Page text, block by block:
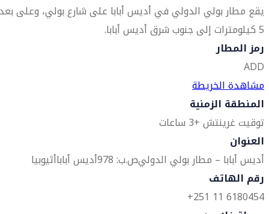
يقع مطار بولي الدولي في أديس أبابا على شارع بولي، وعلى
5 كيلومترات إلى جنوب شرق أديس أبابا.
رمز المطار
ADD
مشاهدة الخريطة
المنطقة الزمنية
توقيت غرينتش +3 ساعات
العنوان
أديس أبابا – مطار بولي الدوليص.ب: 978 أديس أباباأثيوبيا
رقم الهاتف
6180454 11 251+